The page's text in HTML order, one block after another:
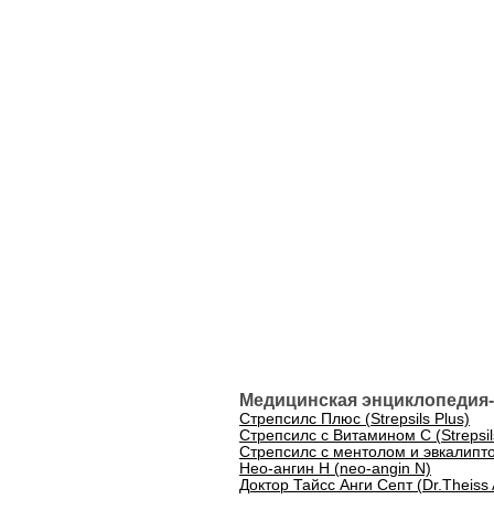
Медицинская
Стрепсилс Плюс (Strepsils Plus)
Стрепсилс с Витамином C
Стрепсилс с ментолом и
Нео-ангин Н (neo-angin N)
Доктор Тайсс Анги Септ (Dr.Theiss